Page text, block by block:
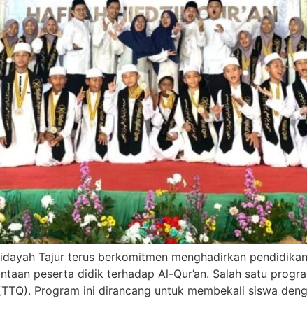
Tajur terus berkomitmen menghadirkan
peserta didik terhadap Al-Qur’an. Salah satu
Program ini dirancang untuk membekali siswa